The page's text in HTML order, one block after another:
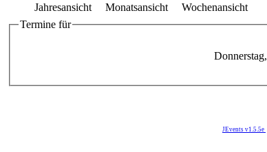
Jahresansicht Monatsansicht Wochenansicht
Termine für
JEvents v1.5.5e